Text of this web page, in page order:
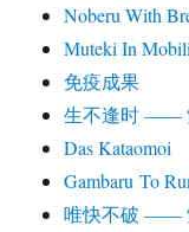
Noberu With
Muteki In
免疫成果
生不逢时 ——
Das Kataomoi
Gambaru To
唯快不破 ——